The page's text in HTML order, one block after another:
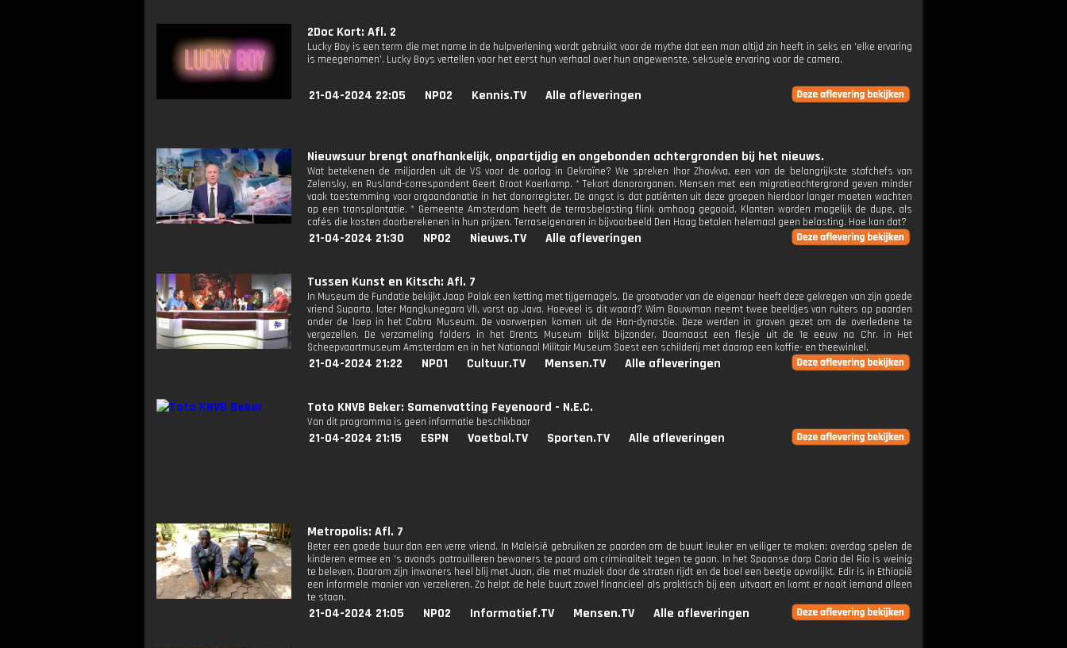
2Doc Kort: Afl. 2
Lucky Boy is een term die met name in de hulpverlening wordt gebruikt voor de mythe dat een man altijd zin heeft in seks en 'elke ervaring
is meegenomen'. Lucky Boys vertellen voor het eerst hun verhaal over hun ongewenste, seksuele ervaring voor de camera.
21-04-2024 22:05 NPO2 Kennis.TV Alle afleveringen
Nieuwsuur brengt onafhankelijk, onpartijdig en ongebonden achtergronden bij het nieuws.
Wat betekenen de miljarden uit de VS voor de oorlog in Oekraïne? We spreken Ihor Zhovkva, een van de belangrijkste stafchefs van
Zelensky, en Rusland-correspondent Geert Groot Koerkamp. * Tekort donororganen. Mensen met een migratieachtergrond geven minder
vaak toestemming voor orgaandonatie in het donorregister. De angst is dat patiënten uit deze groepen hierdoor langer moeten wachten
op een transplantatie. * Gemeente Amsterdam heeft de terrasbelasting flink omhoog gegooid. Klanten worden mogelijk de dupe, als
cafés die kosten doorberekenen in hun prijzen. Terraseigenaren in bijvoorbeeld Den Haag betalen helemaal geen belasting. Hoe kan dat?
21-04-2024 21:30 NPO2 Nieuws.TV Alle afleveringen
Tussen Kunst en Kitsch: Afl. 7
In Museum de Fundatie bekijkt Jaap Polak een ketting met tijgernagels. De grootvader van de eigenaar heeft deze gekregen van zijn goede
vriend Suparto, later Mangkunegara VII, vorst op Java. Hoeveel is dit waard? Wim Bouwman neemt twee beeldjes van ruiters op paarden
onder de loep in het Cobra Museum. De voorwerpen komen uit de Han-dynastie. Deze werden in graven gezet om de overledene te
vergezellen. De verzameling folders in het Drents Museum blijkt bijzonder. Daarnaast een flesje uit de 1e eeuw na Chr. in Het
Scheepvaartmuseum Amsterdam en in het Nationaal Militair Museum Soest een schilderij met daarop een koffie- en theewinkel.
21-04-2024 21:22 NPO1 Cultuur.TV Mensen.TV Alle afleveringen
Toto KNVB Beker: Samenvatting Feyenoord - N.E.C.
Van dit programma is geen informatie beschikbaar
21-04-2024 21:15 ESPN Voetbal.TV Sporten.TV Alle afleveringen
Metropolis: Afl. 7
Beter een goede buur dan een verre vriend. In Maleisië gebruiken ze paarden om de buurt leuker en veiliger te maken: overdag spelen de
kinderen ermee en 's avonds patrouilleren bewoners te paard om criminaliteit tegen te gaan. In het Spaanse dorp Coria del Rio is weinig
te beleven. Daarom zijn inwoners heel blij met Juan, die met muziek door de straten rijdt en de boel een beetje opvrolijkt. Edir is in Ethiopië
een informele manier van verzekeren. Zo helpt de hele buurt zowel financieel als praktisch bij een uitvaart en komt er nooit iemand alleen
te staan.
21-04-2024 21:05 NPO2 Informatief.TV Mensen.TV Alle afleveringen